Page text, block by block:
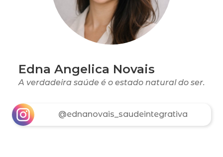
Edna Angelica Novais
A verdadeira saúde é o estado natural do ser.
@ednanovais_saudeintegrativa